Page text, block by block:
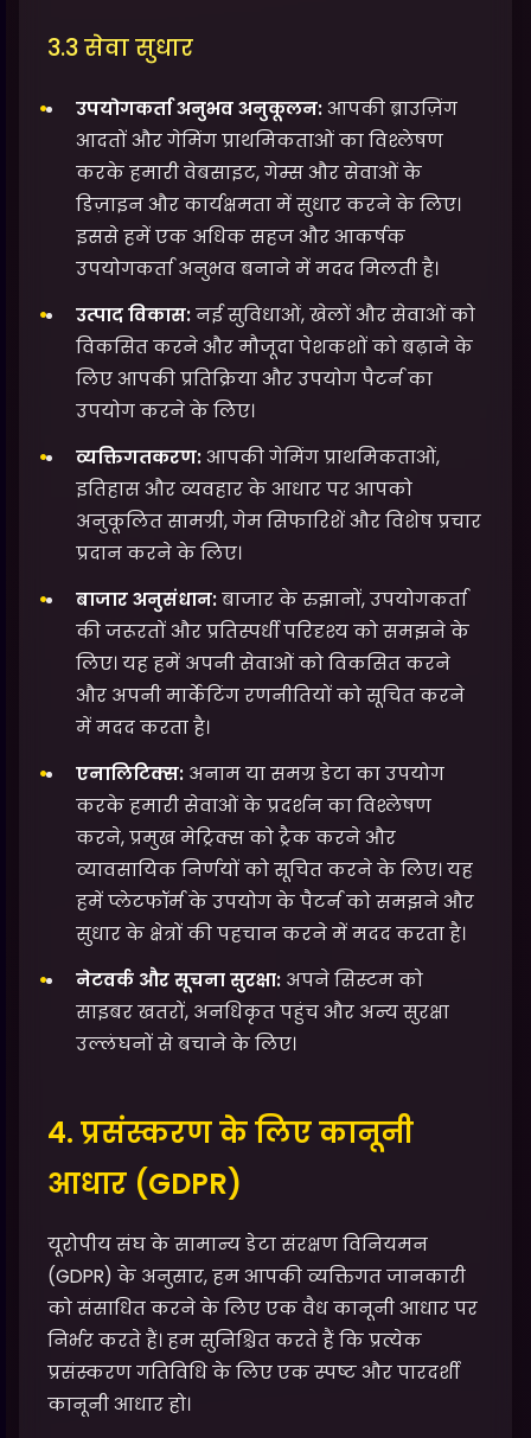
3.3 सेवा सुधार
उपयोगकर्ता अनुभव अनुकूलन:आपकी ब्राउज़िंग
आदतों और गेमिंग प्राथमिकताओं का विश्लेषण
करके हमारी वेबसाइट, गेम्स और सेवाओं के
डिज़ाइन और कार्यक्षमता में सुधार करने के लिए।
इससे हमें एक अधिक सहज और आकर्षक
उपयोगकर्ता अनुभव बनाने में मदद मिलती है।
उत्पाद विकास:नई सुविधाओं, खेलों और सेवाओं को
विकसित करने और मौजूदा पेशकशों को बढ़ाने के
लिए आपकी प्रतिक्रिया और उपयोग पैटर्न का
उपयोग करने के लिए।
व्यक्तिगतकरण:आपकी गेमिंग प्राथमिकताओं,
इतिहास और व्यवहार के आधार पर आपको
अनुकूलित सामग्री, गेम सिफारिशें और विशेष प्रचार
प्रदान करने के लिए।
बाजार अनुसंधान:बाजार के रुझानों, उपयोगकर्ता
की जरूरतों और प्रतिस्पर्धी परिदृश्य को समझने के
लिए। यह हमें अपनी सेवाओं को विकसित करने
और अपनी मार्केटिंग रणनीतियों को सूचित करने
में मदद करता है।
एनालिटिक्स: अनाम या समग्र डेटा का उपयोग
करके हमारी सेवाओं के प्रदर्शन का विश्लेषण
करने, प्रमुख मेट्रिक्स को ट्रैक करने और
व्यावसायिक निर्णयों को सूचित करने के लिए। यह
हमें प्लेटफॉर्म के उपयोग के पैटर्न को समझने और
सुधार के क्षेत्रों की पहचान करने में मदद करता है।
नेटवर्क और सूचना सुरक्षा: अपने सिस्टम को
साइबर खतरों, अनधिकृत पहुंच और अन्य सुरक्षा
उल्लंघनों से बचाने के लिए।
4. प्रसंस्करण के लिए कानूनी
आधार (GDPR)
यूरोपीय संघ के सामान्य डेटा संरक्षण विनियमन
(GDPR) के अनुसार, हम आपकी व्यक्तिगत जानकारी
को संसाधित करने के लिए एक वैध कानूनी आधार पर
निर्भर करते हैं। हम सुनिश्चित करते हैं कि प्रत्येक
प्रसंस्करण गतिविधि के लिए एक स्पष्ट और पारदर्शी
कानूनी आधार हो।